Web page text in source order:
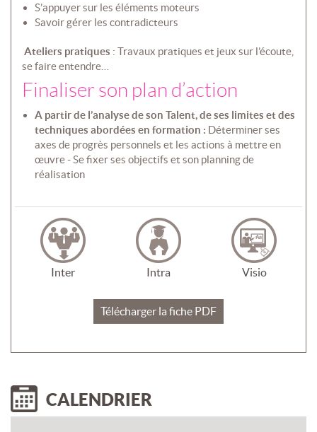
S’appuyer sur les éléments moteurs
Savoir gérer les contradicteurs
Ateliers pratiques : Travaux pratiques et jeux sur l’écoute,
se faire entendre…
Finaliser son plan d’action
A partir de l’analyse de son Talent, de ses limites et des
techniques abordées en formation : Déterminer ses
axes de progrès personnels et les actions à mettre en
œuvre - Se fixer ses objectifs et son planning de
réalisation
Inter Intra Visio
Télécharger la fiche PDF
CALENDRIER